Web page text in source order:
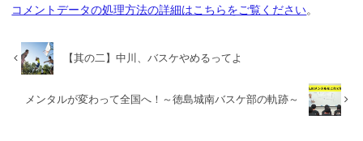
コメントデータの処理方法の詳細はこちらをご覧ください。
【其の二】中川、バスケやめるってよ
メンタルが変わって全国へ！～徳島城南バスケ部の軌跡～